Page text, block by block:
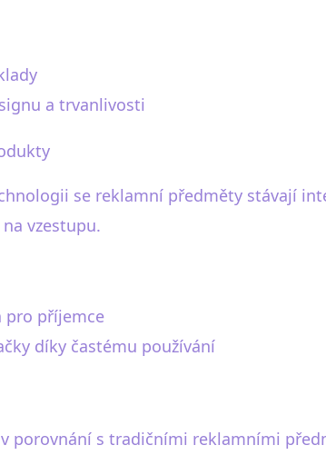
a trvanlivosti
se reklamní předměty stávají
vzestupu.
pro příjemce
díky častému používání
porovnání s tradičními reklamními